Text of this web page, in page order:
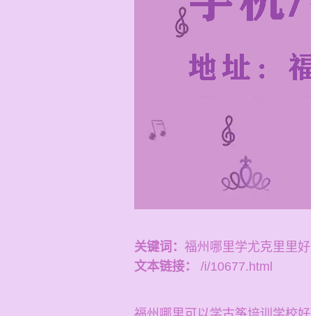
关键词： 福州哪里学尤克里里
文本链接：
/i/10677.html